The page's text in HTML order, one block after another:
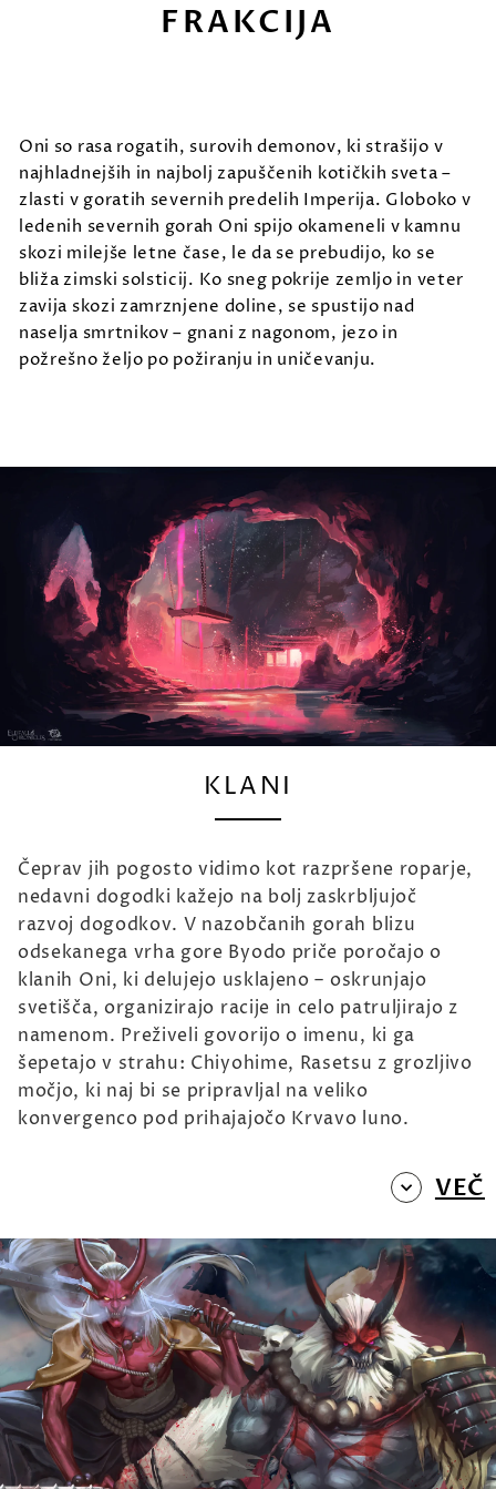
FRAKCIJA
Oni so rasa rogatih, surovih demonov, ki strašijo v
najhladnejših in najbolj zapuščenih kotičkih sveta –
zlasti v goratih severnih predelih Imperija. Globoko v
ledenih severnih gorah Oni spijo okameneli v kamnu
skozi milejše letne čase, le da se prebudijo, ko se
bliža zimski solsticij. Ko sneg pokrije zemljo in veter
zavija skozi zamrznjene doline, se spustijo nad
naselja smrtnikov – gnani z nagonom, jezo in
požrešno željo po požiranju in uničevanju.
KLANI
Čeprav jih pogosto vidimo kot razpršene roparje,
nedavni dogodki kažejo na bolj zaskrbljujoč
razvoj dogodkov. V nazobčanih gorah blizu
odsekanega vrha gore Byodo priče poročajo o
klanih Oni, ki delujejo usklajeno – oskrunjajo
svetišča, organizirajo racije in celo patruljirajo z
namenom. Preživeli govorijo o imenu, ki ga
šepetajo v strahu: Chiyohime, Rasetsu z grozljivo
močjo, ki naj bi se pripravljal na veliko
konvergenco pod prihajajočo Krvavo luno.
VEČ